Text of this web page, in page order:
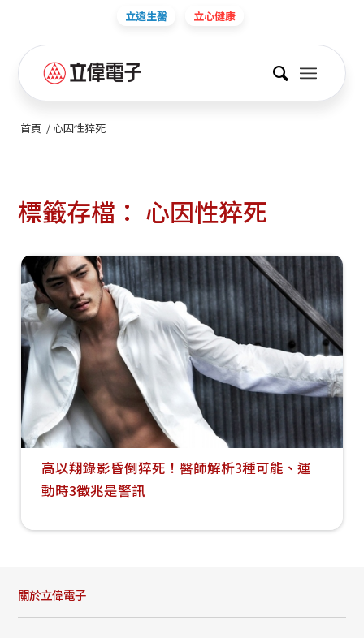
立遠生醫 立心健康
首頁 /心因性猝死
標籤存檔： 心因性猝死
高以翔錄影昏倒猝死！醫師解析3種可能、運
動時3徵兆是警訊
關於立偉電子